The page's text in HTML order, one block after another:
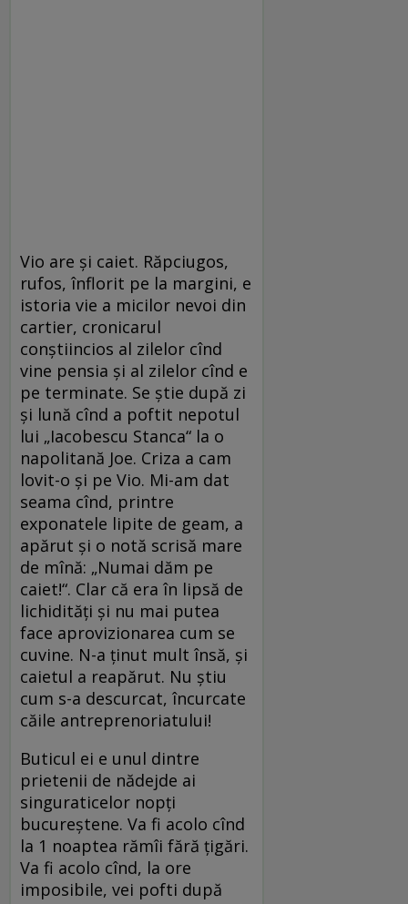
Vio are şi caiet. Răpciugos,
rufos, înflorit pe la margini, e
istoria vie a micilor nevoi din
cartier, cronicarul
conştiincios al zilelor cînd
vine pensia şi al zilelor cînd e
pe terminate. Se ştie după zi
şi lună cînd a poftit nepotul
lui „Iacobescu Stanca“ la o
napolitană Joe. Criza a cam
lovit-o şi pe Vio. Mi-am dat
seama cînd, printre
exponatele lipite de geam, a
apărut şi o notă scrisă mare
de mînă: „Numai dăm pe
caiet!“. Clar că era în lipsă de
lichidităţi şi nu mai putea
face aprovizionarea cum se
cuvine. N-a ţinut mult însă, şi
caietul a reapărut. Nu ştiu
cum s-a descurcat, încurcate
căile antreprenoriatului!
Buticul ei e unul dintre
prietenii de nădejde ai
singuraticelor nopţi
bucureştene. Va fi acolo cînd
la 1 noaptea rămîi fără ţigări.
Va fi acolo cînd, la ore
imposibile, vei pofti după